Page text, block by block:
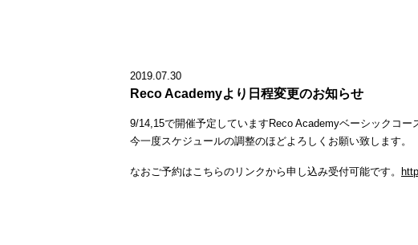
2019.07.30
Reco Academyより日程変更のお知らせ
9/14,15で開催予定していますReco Academyベーシックコ
今一度スケジュールの調整のほどよろしくお願い致します。
なおご予約はこちらのリンクから申し込み受付可能です。